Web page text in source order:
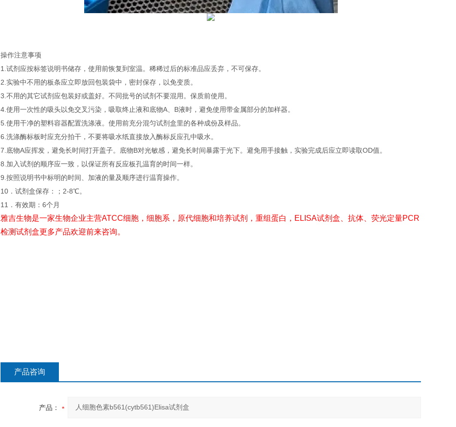
操作注意事项
1.试剂应按标签说明书储存，使用前恢复到室温。稀稀过后的标准品应丢弃，不可保存。
2.实验中不用的板条应立即放回包装袋中，密封保存，以免变质。
3.不用的其它试剂应包装好或盖好。不同批号的试剂不要混用。保质前使用。
4.使用一次性的吸头以免交叉污染，吸取终止液和底物A、B液时，避免使用带金属部分的加样器。
5.使用干净的塑料容器配置洗涤液。使用前充分混匀试剂盒里的各种成份及样品。
6.洗涤酶标板时应充分拍干，不要将吸水纸直接放入酶标反应孔中吸水。
7.底物A应挥发，避免长时间打开盖子。底物B对光敏感，避免长时间暴露于光下。避免用手接触，实验完成后应立即读取OD值。
8.加入试剂的顺序应一致，以保证所有反应板孔温育的时间一样。
9.按照说明书中标明的时间、加液的量及顺序进行温育操作。
10．试剂盒保存：；2-8℃。
11．有效期：6个月
雅吉生物是一家生物企业主营ATCC细胞，细胞系，原代细胞和培养试剂，重组蛋白，ELISA试剂盒、抗体、荧光定量PCR
检测试剂盒更多产品欢迎前来咨询。
产品咨询
产品：